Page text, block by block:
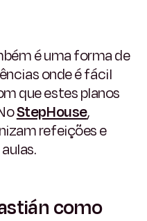
é uma forma de
onde é fácil
que estes planos
StepHouse,
refeições e
como